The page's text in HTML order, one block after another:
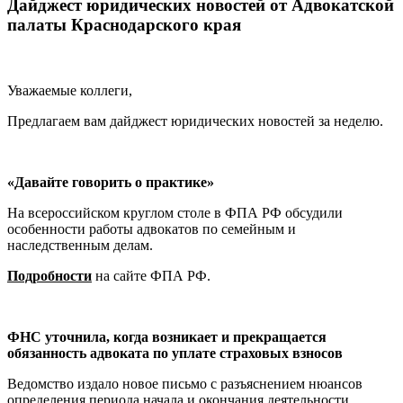
Дайджест юридических новостей от Адвокатской
палаты Краснодарского края
Уважаемые коллеги,
Предлагаем вам дайджест юридических новостей за неделю.
«Давайте говорить о практике»
На всероссийском круглом столе в ФПА РФ обсудили
особенности работы адвокатов по семейным и
наследственным делам.
Подробности на сайте ФПА РФ.
ФНС уточнила, когда возникает и прекращается
обязанность адвоката по уплате страховых взносов
Ведомство издало новое письмо с разъяснением нюансов
определения периода начала и окончания деятельности